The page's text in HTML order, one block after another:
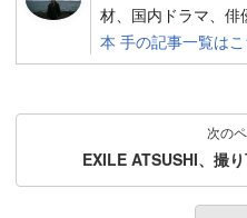
材、国内ドラマ、俳
本 手の記事一覧は
次の
EXILE ATSUSHI、撮